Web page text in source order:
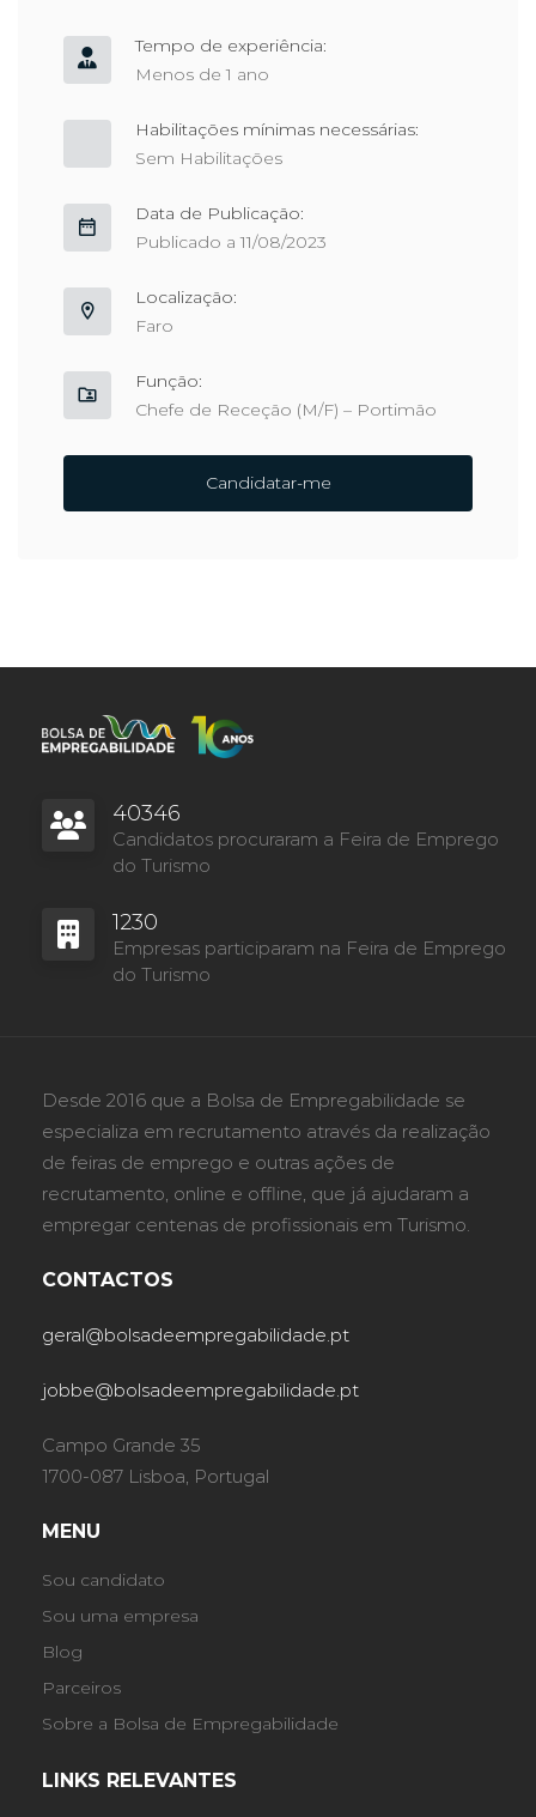
Tempo de experiência:
Menos de 1 ano
Habilitações mínimas necessárias:
Sem Habilitações
Data de Publicação:
Publicado a 11/08/2023
Localização:
Faro
Função:
Chefe de Receção (M/F) – Portimão
Candidatar-me
40346
Candidatos procuraram a Feira de Emprego
do Turismo
1230
Empresas participaram na Feira de Emprego
do Turismo
Desde 2016 que a Bolsa de Empregabilidade se
especializa em recrutamento através da realização
de feiras de emprego e outras ações de
recrutamento, online e offline, que já ajudaram a
empregar centenas de profissionais em Turismo.
CONTACTOS
geral@bolsadeempregabilidade.pt
jobbe@bolsadeempregabilidade.pt
Campo Grande 35
1700-087 Lisboa, Portugal
MENU
Sou candidato
Sou uma empresa
Blog
Parceiros
Sobre a Bolsa de Empregabilidade
LINKS RELEVANTES